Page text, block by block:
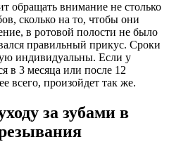
обращать внимание не столько
сколько на то, чтобы они
в ротовой полости не было
правильный прикус. Сроки
индивидуальны. Если у
в 3 месяца или после 12
всего, произойдет так же.
за зубами в